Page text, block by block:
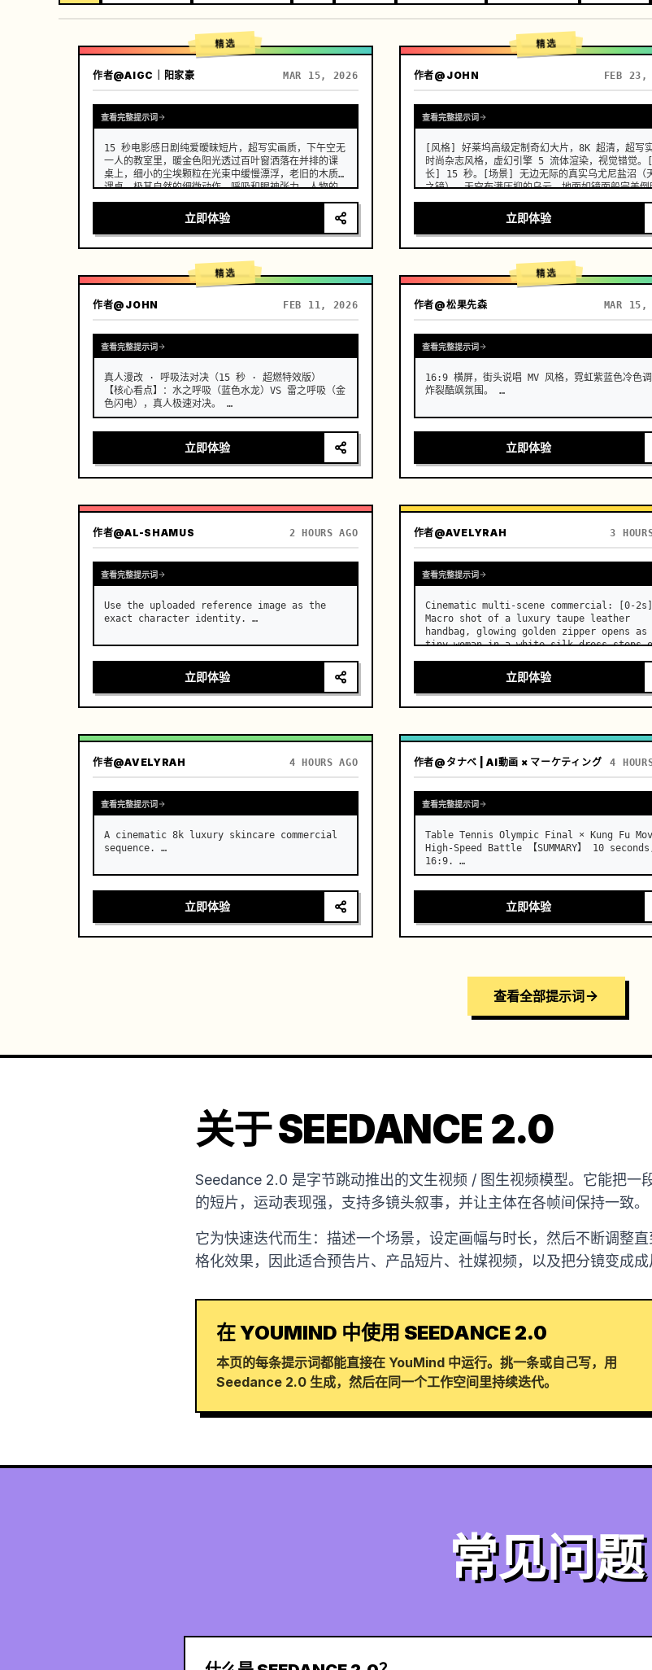
精选
作者@AIGC｜阳家豪 MAR 15, 2026
查看完整提示词
15 秒电影感日剧纯爱暧昧短片，超写实画质，下午空无
一人的教室里，暖金色阳光透过百叶窗洒落在并排的课
桌上，细小的尘埃颗粒在光束中缓慢漂浮，老旧的木质
课桌，极其自然的细微动作、呼吸和眼神张力，人物的
面部、服装和发型在整个过程中保持一致，没有变形、
漂移或伪影，真实的胸部轻微起伏与呼吸同步，浅景
深，奶油般模糊的背景，温暖的胶片颗粒，8K 锐利，日
系青春克制的心动窒息感。 …
立即体验
精选
作者@JOHN FEB 23,
查看完整提示词
[风格] 好莱坞高级定制奇幻大片，8K 超清，超写实
时尚杂志风格，虚幻引擎 5 流体渲染，视觉错觉。
长] 15 秒。[场景] 无边无际的真实乌尤尼盐沼（
之镜）。天空布满压抑的乌云，地面如镜面般完美倒
一切，整体画面呈现极简冷色调。[00:00-00:05]
头 1：高定入场与瓷肌。机位：极低角度仰拍，超
镜头推近。动作：一位辨识度极高的亚洲高定脸女模
特，在水面上冷酷行走。效果：她身着并非布料，而
流动着的真实液态青花瓷长裙。行走时裙摆发出真实
瓷般的清脆碰撞声，表面流淌着光泽。传统的青花纹
在白色瓷质…
立即体验
精选
作者@JOHN FEB 11, 2026
查看完整提示词
真人漫改 · 呼吸法对决（15 秒 · 超燃特效版）
【核心看点】：水之呼吸（蓝色水龙）VS 雷之呼吸（金
色闪电），真人极速对决。 …
立即体验
精选
作者@松果先森 MAR
查看完整提示词
16:9 横屏，街头说唱 MV 风格，霓虹紫蓝色冷色调
炸裂酷飒氛围。 …
立即体验
作者@AL-SHAMUS 2 HOURS AGO
查看完整提示词
Use the uploaded reference image as the
exact character identity. …
立即体验
作者@AVELYRAH 3
查看完整提示词
Cinematic multi-scene commercial: [0-2s]
Macro shot of a luxury taupe leather
handbag, glowing golden zipper opens as
tiny woman in a white silk dress steps
立即体验
作者@AVELYRAH 4 HOURS AGO
查看完整提示词
A cinematic 8k luxury skincare commercial
sequence. …
立即体验
作者@タナベ | AI動画 × マーケティング 4
查看完整提示词
Table Tennis Olympic Final × Kung Fu
High-Speed Battle 【SUMMARY】 10
16:9. …
立即体验
查看全部提示词
关于 SEEDANCE 2.0
Seedance 2.0 是字节跳动推出的文生视频 / 图生视频模型。它能把一
的短片，运动表现强，支持多镜头叙事，并让主体在各帧间保持一致。
它为快速迭代而生：描述一个场景，设定画幅与时长，然后不断调整
格化效果，因此适合预告片、产品短片、社媒视频，以及把分镜变成成
在 YOUMIND 中使用 SEEDANCE 2.0
本页的每条提示词都能直接在 YouMind 中运行。挑一条或自己写，用
Seedance 2.0 生成，然后在同一个工作空间里持续迭代。
常见问题